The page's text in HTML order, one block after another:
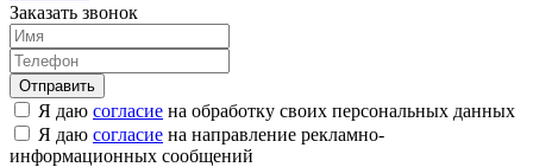
Заказать звонок
Я даю согласие на обработку своих персональных данных
Я даю согласие на направление рекламно-
информационных сообщений